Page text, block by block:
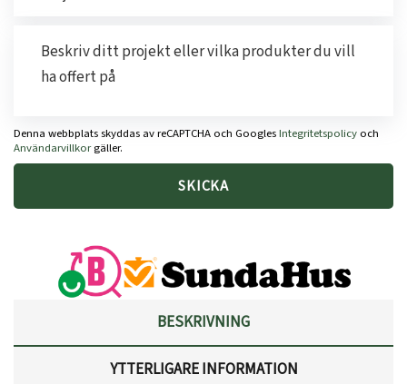
Denna webbplats skyddas av reCAPTCHA och GooglesIntegritetspolicy och
Användarvillkorgäller.
BESKRIVNING
YTTERLIGARE INFORMATION